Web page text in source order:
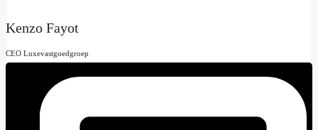
Kenzo Fayot
CEO Luxevastgoedgroep